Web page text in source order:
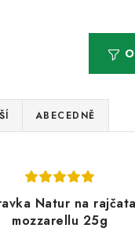
ABECEDNĚ
Natur na
mozzarellu 25g